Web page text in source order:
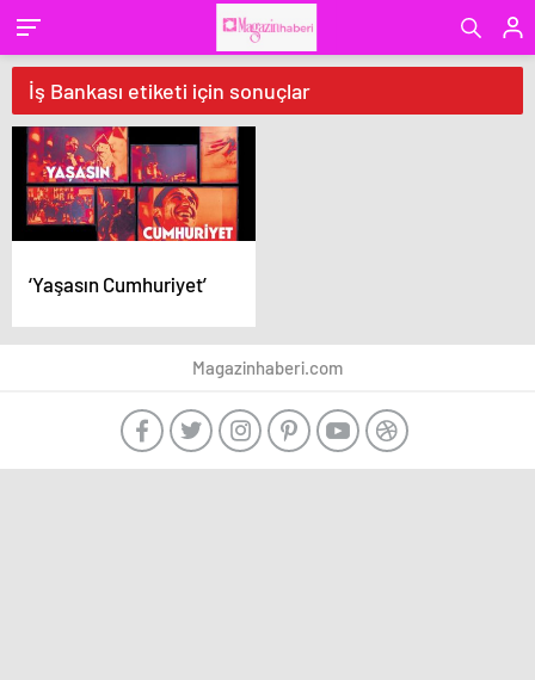
İş Bankası etiketi için sonuçlar
‘Yaşasın Cumhuriyet’
Magazinhaberi.com